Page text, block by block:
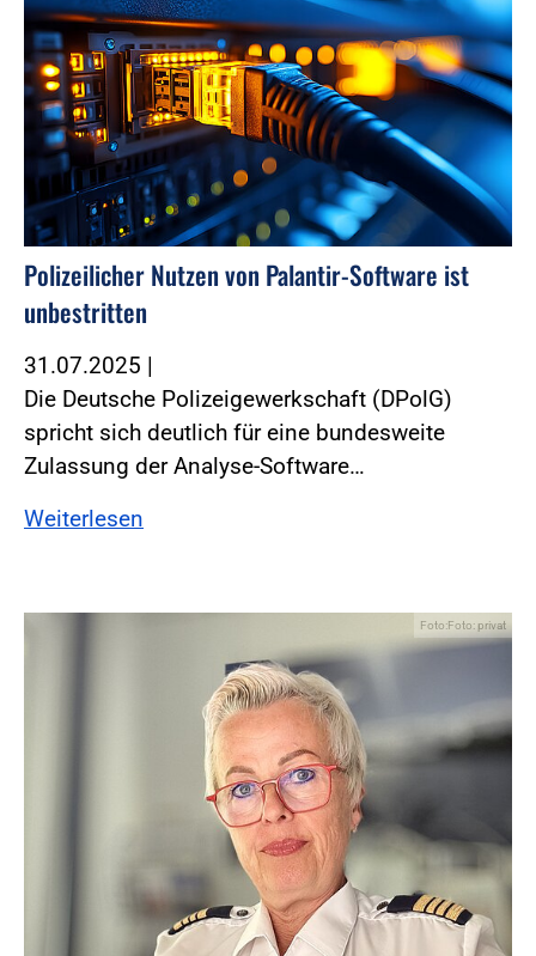
Polizeilicher Nutzen von Palantir-Software ist
unbestritten
31.07.2025 |
Die Deutsche Polizeigewerkschaft (DPolG)
spricht sich deutlich für eine bundesweite
Zulassung der Analyse-Software…
Weiterlesen
Foto:Foto: privat